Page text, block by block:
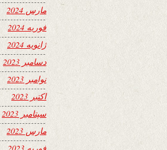
مارس 2024
فوریه 2024
ژانویه 2024
دسامبر 2023
نوامبر 2023
اکتبر 2023
سپتامبر 2023
مارس 2023